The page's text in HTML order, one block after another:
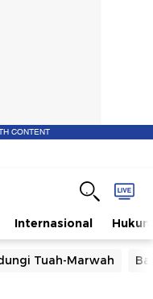
CONTENT
Internasional Hukum
Tuah-Marwah